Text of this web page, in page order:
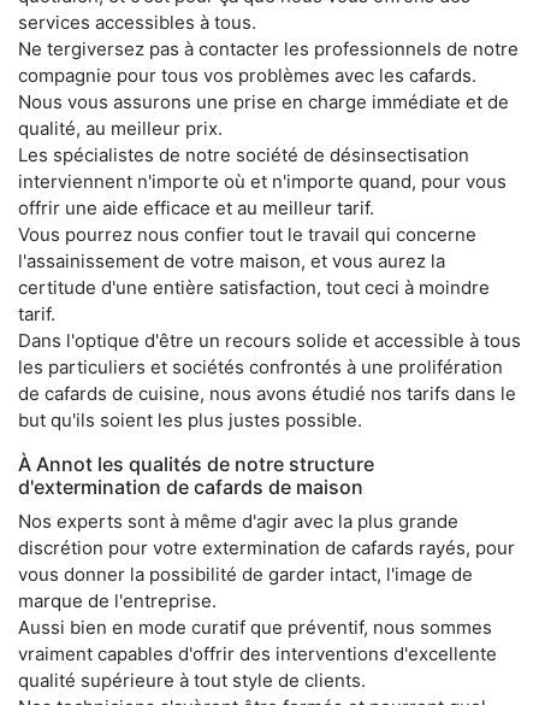
services accessibles à tous.
Ne tergiversez pas à contacter les professionnels de notre
compagnie pour tous vos problèmes avec les cafards.
Nous vous assurons une prise en charge immédiate et de
qualité, au meilleur prix.
Les spécialistes de notre société de désinsectisation
interviennent n'importe où et n'importe quand, pour vous
offrir une aide efficace et au meilleur tarif.
Vous pourrez nous confier tout le travail qui concerne
l'assainissement de votre maison, et vous aurez la
certitude d'une entière satisfaction, tout ceci à moindre
tarif.
Dans l'optique d'être un recours solide et accessible à tous
les particuliers et sociétés confrontés à une prolifération
de cafards de cuisine, nous avons étudié nos tarifs dans le
but qu'ils soient les plus justes possible.
À Annot les qualités de notre structure
d'extermination de cafards de maison
Nos experts sont à même d'agir avec la plus grande
discrétion pour votre extermination de cafards rayés, pour
vous donner la possibilité de garder intact, l'image de
marque de l'entreprise.
Aussi bien en mode curatif que préventif, nous sommes
vraiment capables d'offrir des interventions d'excellente
qualité supérieure à tout style de clients.